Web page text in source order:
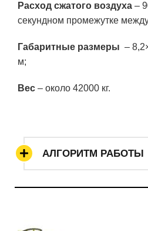
Расход сжатого воздуха –
секундном промежутке
Габаритные размеры –
м;
Вес – около 42000 кг.
АЛГОРИТМ РАБОТЫ